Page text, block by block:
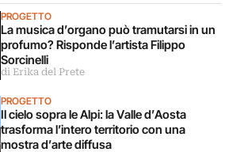
PROGETTO
La musica d’organo può tramutarsi in un
profumo? Risponde l’artista Filippo
Sorcinelli
di Erika del Prete
PROGETTO
Il cielo sopra le Alpi: la Valle d’Aosta
trasforma l’intero territorio con una
mostra d’arte diffusa